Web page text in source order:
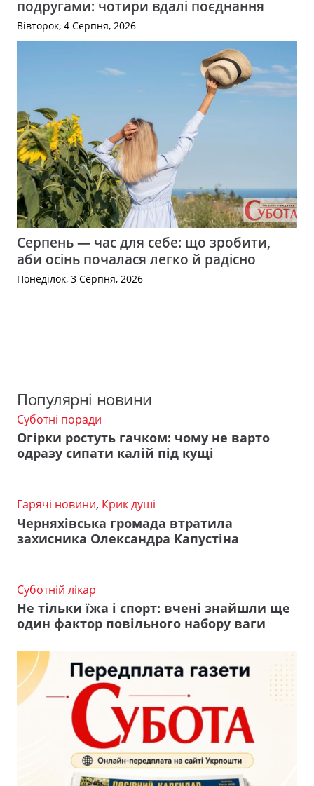
подругами: чотири вдалі поєднання
Вівторок, 4 Серпня, 2026
Серпень — час для себе: що зробити,
аби осінь почалася легко й радісно
Понеділок, 3 Серпня, 2026
Популярні новини
Суботні поради
Огірки ростуть гачком: чому не варто
одразу сипати калій під кущі
Гарячі новини, Крик душі
Черняхівська громада втратила
захисника Олександра Капустіна
Суботній лікар
Не тільки їжа і спорт: вчені знайшли ще
один фактор повільного набору ваги